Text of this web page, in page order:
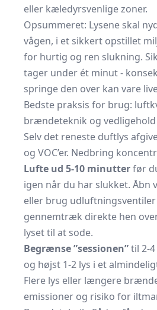
eller kæledyrsvenlige zoner.
Opsummeret: Lysene skal
vågen, i et sikkert opstillet
for hurtig og ren slukning.
tager under ét minut -
springe den over kan vare
Bedste praksis for brug:
brændeteknik og vedligehold
Selv det reneste duftlys
og VOC’er. Nedbring
Lufte ud 5-10 minutterfør
igen når du har slukket. Åbn
eller brug
gennemtræk direkte hen
lyset til at sode.
Begrænse ”sessionen”til 2-
og højst 1-2 lys i et
Flere lys eller længere
emissioner og risiko for